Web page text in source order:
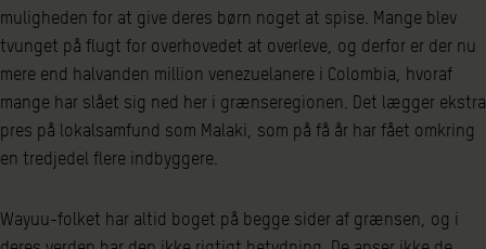
muligheden for at give deres børn noget at spise. Mange blev
tvunget på flugt for overhovedet at overleve, og derfor er der nu
mere end halvanden million venezuelanere i Colombia, hvoraf
mange har slået sig ned her i grænseregionen. Det lægger ekstra
pres på lokalsamfund som Malaki, som på få år har fået omkring
en tredjedel flere indbyggere.
Wayuu-folket har altid boget på begge sider af grænsen, og i